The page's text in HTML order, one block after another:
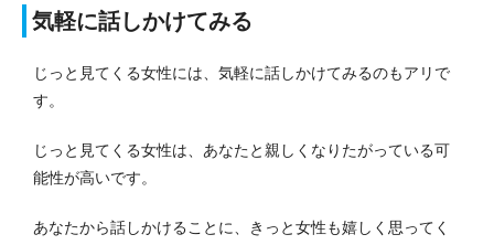
気軽に話しかけてみる
じっと見てくる女性には、気軽に話しかけてみるのもアリで
す。
じっと見てくる女性は、あなたと親しくなりたがっている可
能性が高いです。
あなたから話しかけることに、きっと女性も嬉しく思ってく